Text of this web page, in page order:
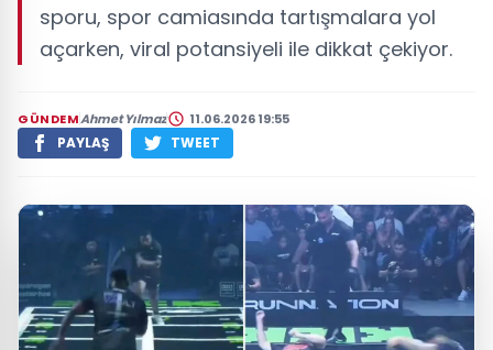
sporu, spor camiasında tartışmalara yol
açarken, viral potansiyeli ile dikkat çekiyor.
GÜNDEMAhmet Yılmaz 11.06.2026 19:55
PAYLAŞ TWEET